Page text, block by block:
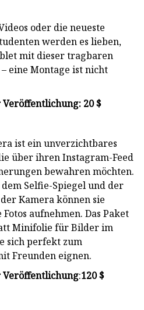
oder die neueste
werden es lieben,
mit dieser tragbaren
eine Montage ist nicht
20 $
ist ein unverzichtbares
über ihren Instagram-Feed
bewahren möchten.
Selfie-Spiegel und der
Kamera können sie
aufnehmen. Das Paket
Minifolie für Bilder im
sich perfekt zum
Freunden eignen.
:120 $